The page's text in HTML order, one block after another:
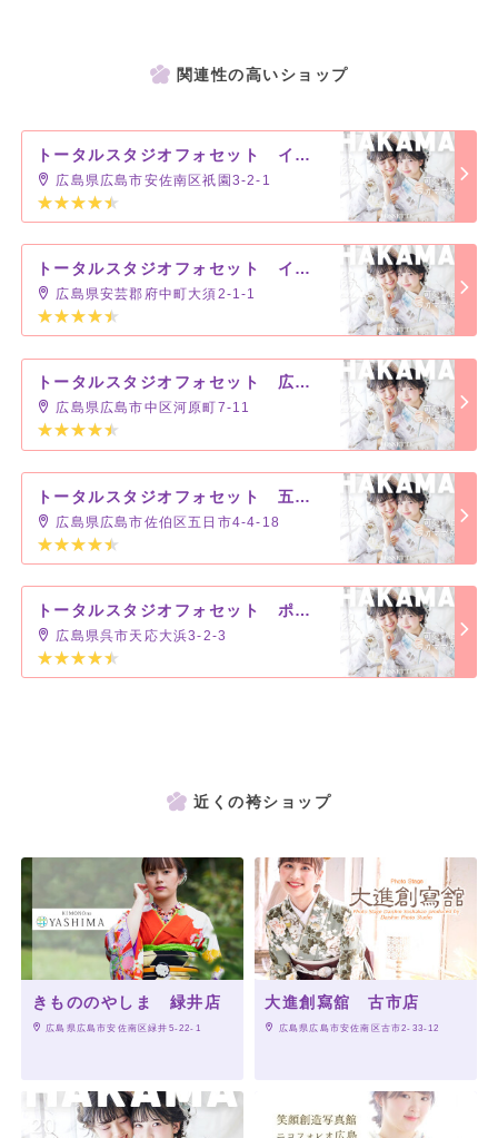
関連性の高いショップ
トータルスタジオフォセット イオンモール広島祇園店
広島県広島市安佐南区祇園3-2-1
トータルスタジオフォセット イオンモール広島府中店
広島県安芸郡府中町大須2-1-1
トータルスタジオフォセット 広島店
広島県広島市中区河原町7-11
トータルスタジオフォセット 五日市コイン通り店
広島県広島市佐伯区五日市4-4-18
トータルスタジオフォセット ポートピアパーク店
広島県呉市天応大浜3-2-3
近くの袴ショップ
きもののやしま 緑井店
広島県広島市安佐南区緑井5-22-1
大進創寫舘 古市店
広島県広島市安佐南区古市2-33-12